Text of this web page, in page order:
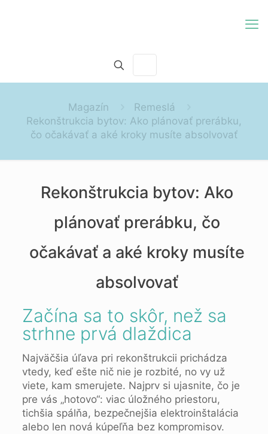
Magazín
Remeslá
Rekonštrukcia bytov: Ako plánovať prerábku,
čo očakávať a aké kroky musíte absolvovať
Rekonštrukcia bytov: Ako
plánovať prerábku, čo
očakávať a aké kroky musíte
absolvovať
Začína sa to skôr, než sa
strhne prvá dlaždica
Najväčšia úľava pri rekonštrukcii prichádza
vtedy, keď ešte nič nie je rozbité, no vy už
viete, kam smerujete. Najprv si ujasnite, čo je
pre vás „hotovo“: viac úložného priestoru,
tichšia spálňa, bezpečnejšia elektroinštalácia
alebo len nová kúpeľňa bez kompromisov.